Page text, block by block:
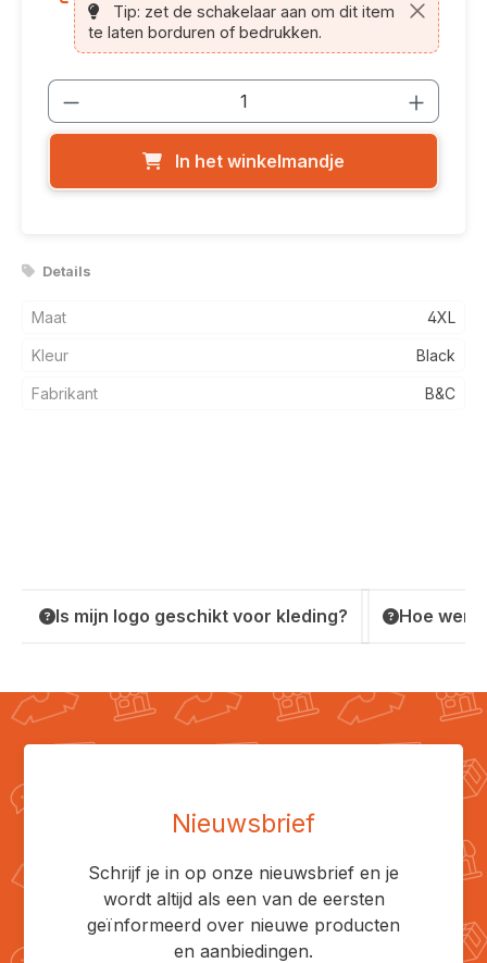
Tip: zet de schakelaar aan om dit item
te laten borduren of bedrukken.
Producthoeveelheid: Voer de
In het winkelmandje
Details
Maat 4XL
Kleur Black
Fabrikant B&C
Is mijn logo geschikt voor kleding? Hoe
Nieuwsbrief
Schrijf je in op onze nieuwsbrief en je
wordt altijd als een van de eersten
geïnformeerd over nieuwe producten
en aanbiedingen.